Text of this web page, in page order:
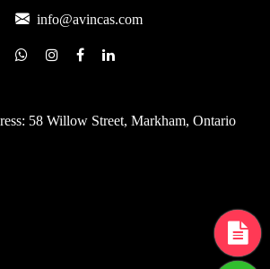
info@avincas.com
58 Willow Street, Markham, Ontario